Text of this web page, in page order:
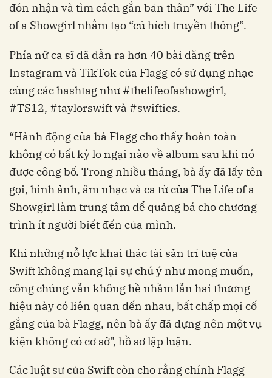
đón nhận và tìm cách gắn bản thân” với The Life
of a Showgirl nhằm tạo “cú hích truyền thông”.
Phía nữ ca sĩ đã dẫn ra hơn 40 bài đăng trên
Instagram và TikTok của Flagg có sử dụng nhạc
cùng các hashtag như #thelifeofashowgirl,
#TS12, #taylorswift và #swifties.
“Hành động của bà Flagg cho thấy hoàn toàn
không có bất kỳ lo ngại nào về album sau khi nó
được công bố. Trong nhiều tháng, bà ấy đã lấy tên
gọi, hình ảnh, âm nhạc và ca từ của The Life of a
Showgirl làm trung tâm để quảng bá cho chương
trình ít người biết đến của mình.
Khi những nỗ lực khai thác tài sản trí tuệ của
Swift không mang lại sự chú ý như mong muốn,
công chúng vẫn không hề nhầm lẫn hai thương
hiệu này có liên quan đến nhau, bất chấp mọi cố
gắng của bà Flagg, nên bà ấy đã dựng nên một vụ
kiện không có cơ sở", hồ sơ lập luận.
Các luật sư của Swift còn cho rằng chính Flagg